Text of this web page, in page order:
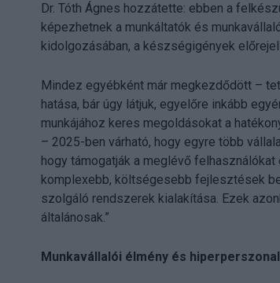
Dr. Tóth Ágnes hozzátette: ebben a
képezhetnek a munkáltatók és
kidolgozásában, a készségigények
Mindez egyébként már megkezdődött –
hatása, bár úgy látjuk, egyelőre inkább
munkájához keres megoldásokat a
– 2025-ben várható, hogy egyre több
hogy támogatják a meglévő
komplexebb, költségesebb fejlesztések
szolgáló rendszerek kialakítása. Ezek
általánosak.”
Munkavállalói élmény és